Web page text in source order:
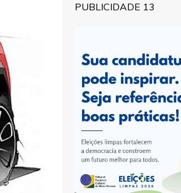
PUBLICIDADE 13